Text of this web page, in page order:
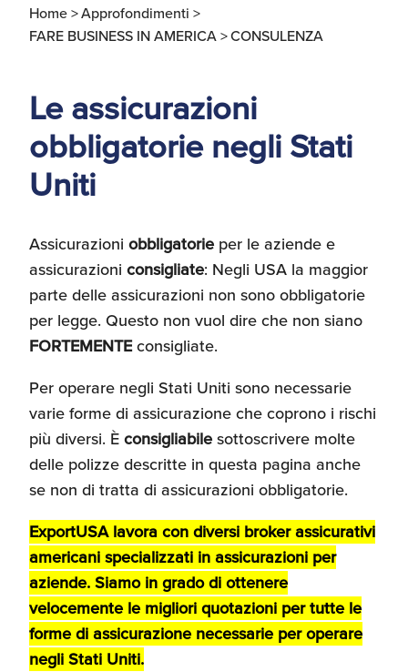
I Partner di ExportUSA
New York, Corp.
commercio con gli USA
ExportUSA ottiene la
gli ITIN
Media
Recensioni delle
assistite da ExportUSA
Servizi Expat Italiani
negli USA
FDA
Ricerca Distributori di
Branding e
Internazionalizzazione
e Accesso al Mercato
Apertura Ristoranti
negli Stati Uniti
Home >Approfondimenti >
FARE BUSINESS IN AMERICA >CONSULENZA
Le assicurazioni
obbligatorie negli Stati
Uniti
Assicurazioni obbligatorie per le aziende e
assicurazioni consigliate: Negli USA la maggior
parte delle assicurazioni non sono obbligatorie
per legge. Questo non vuol dire che non siano
FORTEMENTEconsigliate.
Per operare negli Stati Uniti sono necessarie
varie forme di assicurazione che coprono i rischi
più diversi. Èconsigliabilesottoscrivere molte
delle polizze descritte in questa pagina anche
se non di tratta di assicurazioni obbligatorie.
ExportUSA lavora con diversi broker assicurativi
americani specializzati in assicurazioni per
aziende. Siamo in grado di ottenere
velocemente le migliori quotazioni per tutte le
forme di assicurazione necessarie per operare
negli Stati Uniti.